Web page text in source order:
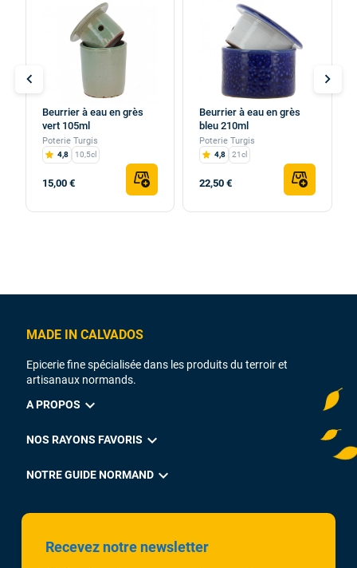
Beurrier à eau en grès
vert 105ml
Poterie Turgis
4,8 10,5cl
15,00 €
Beurrier à eau en grès
bleu 210ml
Poterie Turgis
4,8 21cl
22,50 €
chevron_left chevron_right
MADE IN CALVADOS
Epicerie fine spécialisée dans les produits du terroir et
artisanaux normands.
A PROPOS expand_more
NOS RAYONS FAVORIS expand_more
NOTRE GUIDE NORMAND expand_more
Recevez notre newsletter